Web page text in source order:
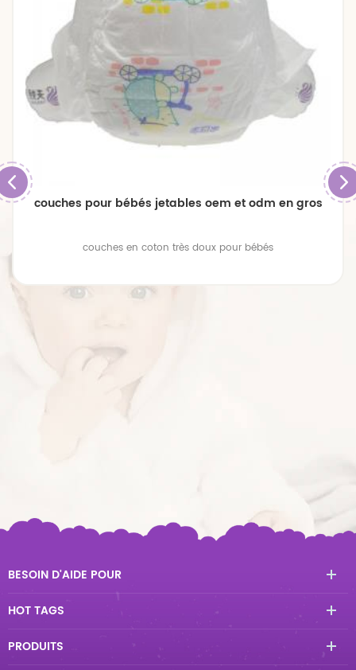
couches pour bébés jetables oem et odm en gros
couches en coton très doux pour bébés
BESOIN D'AIDE POUR
HOT TAGS
PRODUITS